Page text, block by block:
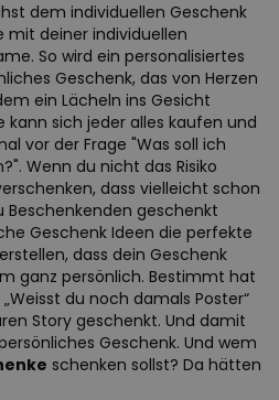
dem individuellen Geschenk
mit deiner individuellen
So wird ein personalisiertes
Geschenk, das von Herzen
ein Lächeln ins Gesicht
sich jeder alles kaufen und
vor der Frage "Was soll ich
Wenn du nicht das Risiko
dass vielleicht schon
Beschenkenden geschenkt
Geschenk Ideen die perfekte
dass dein Geschenk
ganz persönlich. Bestimmt hat
du noch damals Poster“
Story geschenkt. Und damit
Geschenk. Und wem
schenken sollst? Da hätten